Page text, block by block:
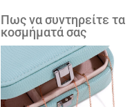
Πως να συντηρείτε τα
κοσμήματά σας